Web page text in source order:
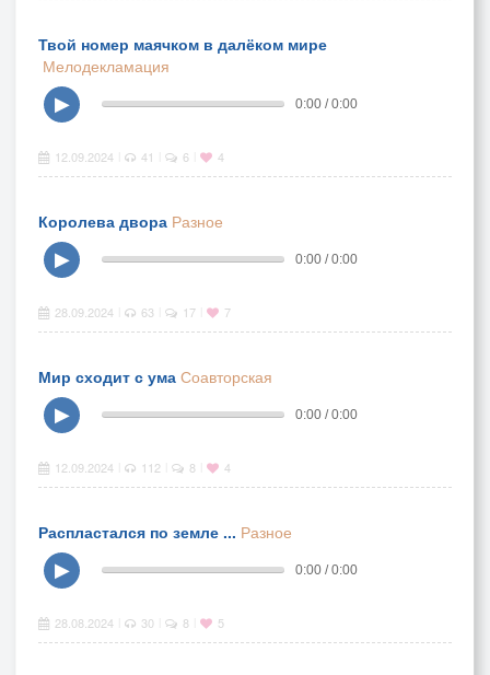
Твой номер маячком в далёком мире
Мелодекламация
▶
0:00 / 0:00
12.09.2024 41 6 4
Королева двора Разное
▶
0:00 / 0:00
28.09.2024 63 17 7
Мир сходит с ума Соавторская
▶
0:00 / 0:00
12.09.2024 112 8 4
Распластался по земле ... Разное
▶
0:00 / 0:00
28.08.2024 30 8 5